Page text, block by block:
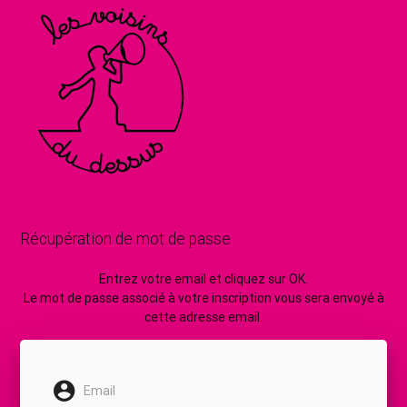
Récupération de mot de passe
Entrez votre email et cliquez sur OK.
Le mot de passe associé à votre inscription vous sera envoyé à
cette adresse email.
Email